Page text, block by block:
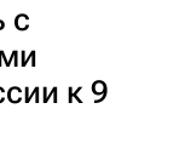
с
к 9